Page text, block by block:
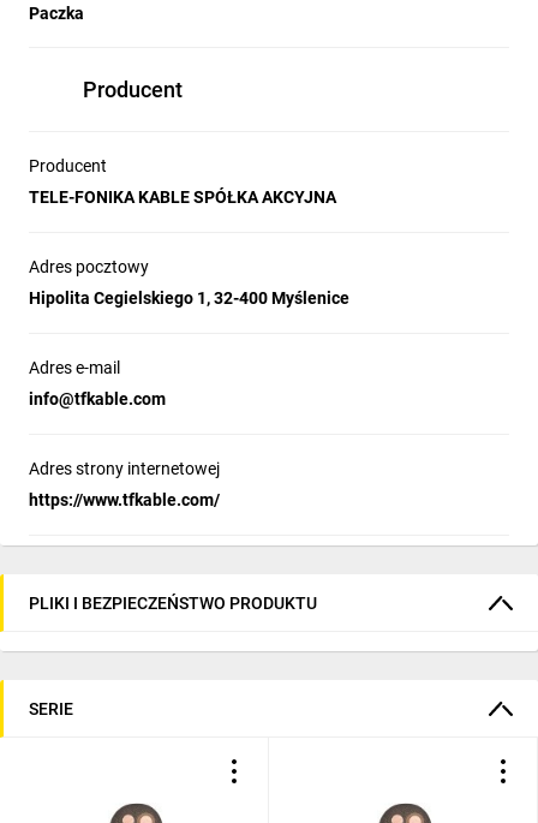
Paczka
Producent
Producent
TELE-FONIKA KABLE SPÓŁKA AKCYJNA
Adres pocztowy
Hipolita Cegielskiego 1, 32-400 Myślenice
Adres e-mail
info@tfkable.com
Adres strony internetowej
https://www.tfkable.com/
PLIKI I BEZPIECZEŃSTWO PRODUKTU
SERIE